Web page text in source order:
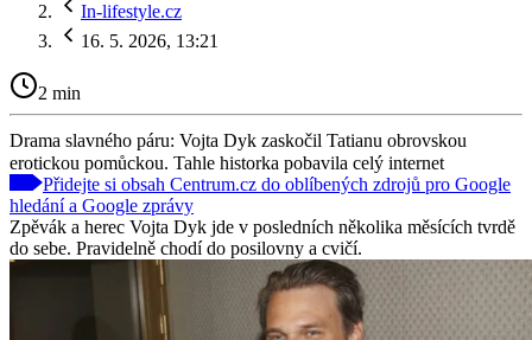
In-lifestyle.cz
16. 5. 2026, 13:21
2 min
Drama slavného páru: Vojta Dyk zaskočil Tatianu obrovskou
erotickou pomůckou. Tahle historka pobavila celý internet
Přidejte si obsah Centrum.cz do oblíbených zdrojů pro Google
hledání a Google zprávy
Zpěvák a herec Vojta Dyk jde v posledních několika měsících tvrdě
do sebe. Pravidelně chodí do posilovny a cvičí.